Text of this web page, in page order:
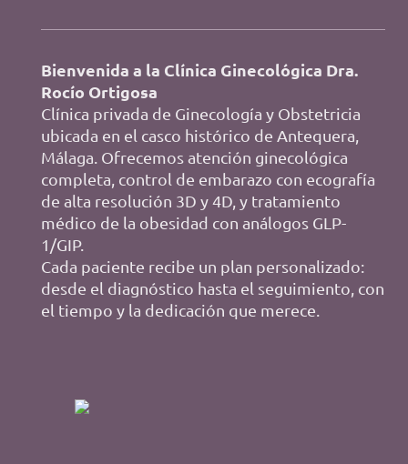
Bienvenida a la Clínica Ginecológica Dra.
Rocío Ortigosa
Clínica privada de Ginecología y Obstetricia
ubicada en el casco histórico de Antequera,
Málaga. Ofrecemos atención ginecológica
completa, control de embarazo con ecografía
de alta resolución 3D y 4D, y tratamiento
médico de la obesidad con análogos GLP-
1/GIP.
Cada paciente recibe un plan personalizado:
desde el diagnóstico hasta el seguimiento, con
el tiempo y la dedicación que merece.